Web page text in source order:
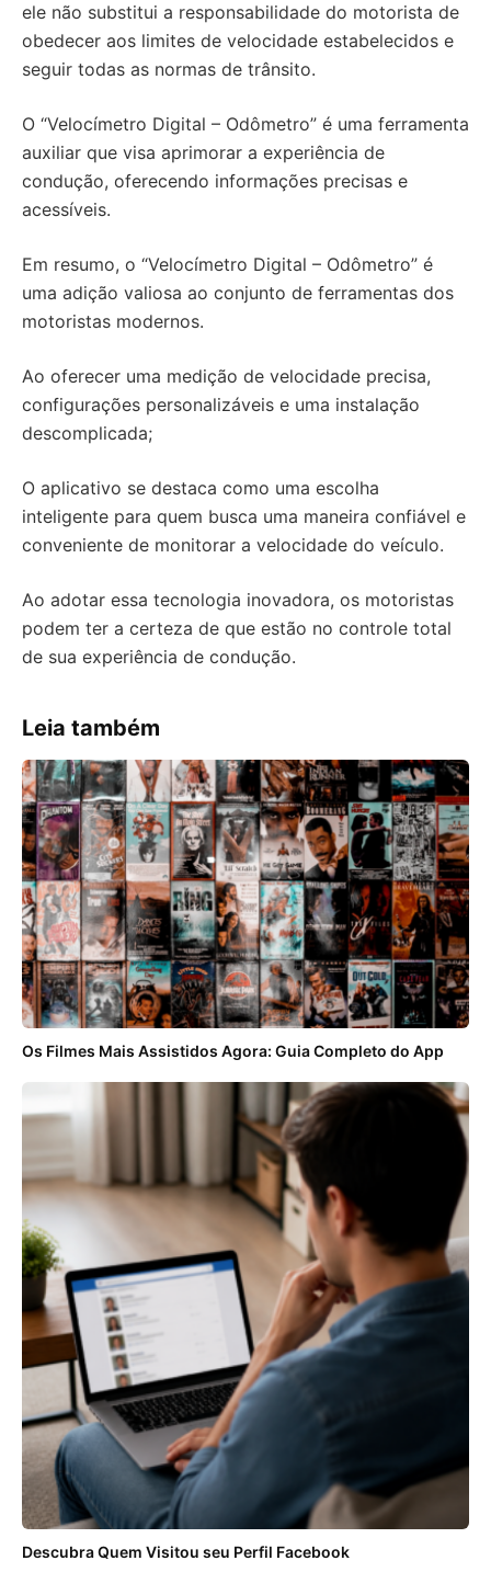
ele não substitui a responsabilidade do motorista de
obedecer aos limites de velocidade estabelecidos e
seguir todas as normas de trânsito.
O “Velocímetro Digital – Odômetro” é uma ferramenta
auxiliar que visa aprimorar a experiência de
condução, oferecendo informações precisas e
acessíveis.
Em resumo, o “Velocímetro Digital – Odômetro” é
uma adição valiosa ao conjunto de ferramentas dos
motoristas modernos.
Ao oferecer uma medição de velocidade precisa,
configurações personalizáveis e uma instalação
descomplicada;
O aplicativo se destaca como uma escolha
inteligente para quem busca uma maneira confiável e
conveniente de monitorar a velocidade do veículo.
Ao adotar essa tecnologia inovadora, os motoristas
podem ter a certeza de que estão no controle total
de sua experiência de condução.
Leia também
Os Filmes Mais Assistidos Agora: Guia Completo do App
Descubra Quem Visitou seu Perfil Facebook